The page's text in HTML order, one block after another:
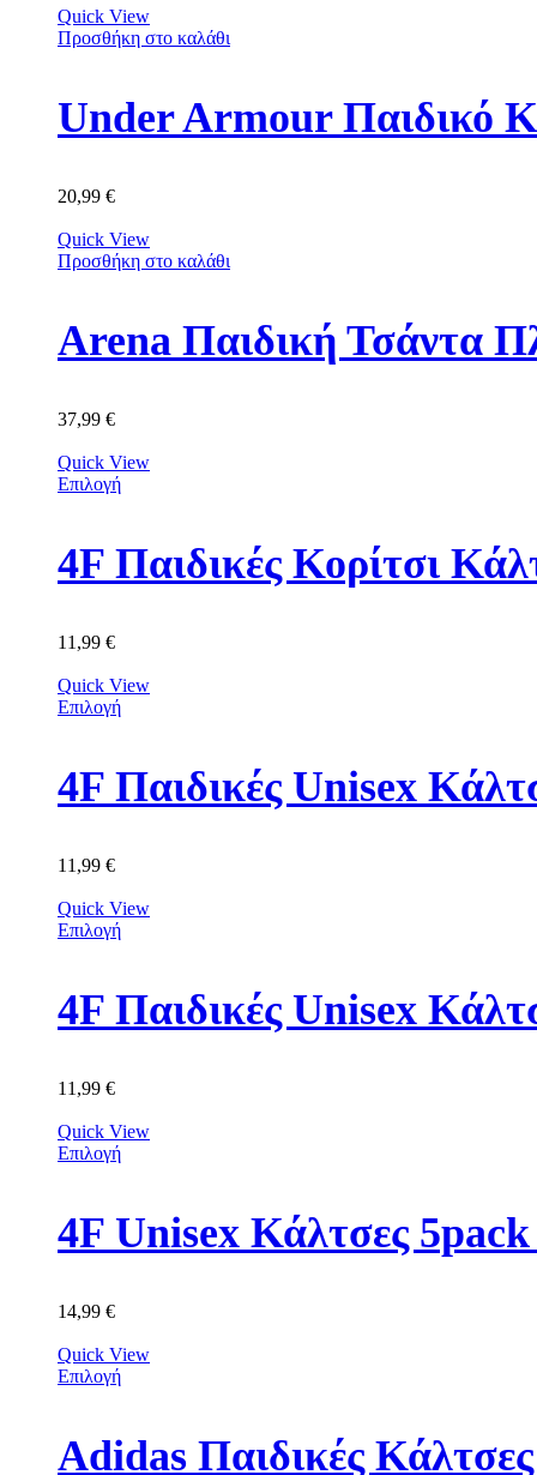
Quick View
Προσθήκη στο καλάθι
Under Armour Παιδικό
20,99 €
Quick View
Προσθήκη στο καλάθι
Arena Παιδική Τσάντα
37,99 €
Quick View
Επιλογή
11,99 €
Quick View
Επιλογή
11,99 €
Quick View
Επιλογή
4F Παιδικές Unisex
11,99 €
Quick View
Επιλογή
4F Unisex Κάλτσες
14,99 €
Quick View
Επιλογή
Adidas Παιδικές